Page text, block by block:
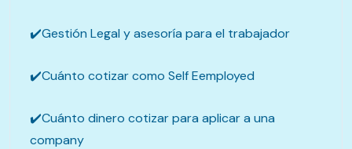
✔️Gestión Legal y asesoría para el trabajador
✔️Cuánto cotizar como Self Eemployed
✔️Cuánto dinero cotizar para aplicar a una
company